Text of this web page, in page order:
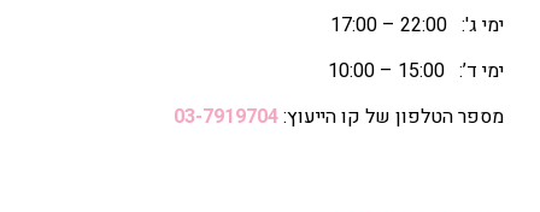
ימי ג': 22:00 – 17:00
ימי ד’: 15:00 – 10:00
מספר הטלפון של קו הייעוץ:03-7919704